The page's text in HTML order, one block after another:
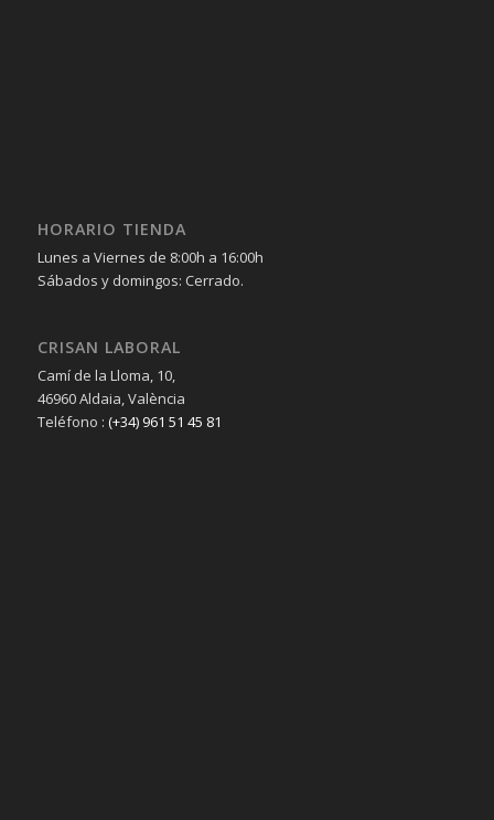
HORARIO TIENDA
Lunes a Viernes de 8:00h a 16:00h
Sábados y domingos: Cerrado.
CRISAN LABORAL
Camí de la Lloma, 10,
46960 Aldaia, València
Teléfono : (+34) 961 51 45 81